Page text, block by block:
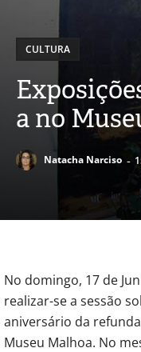
CULTURA
a no
Natacha Narciso -
No domingo, 17 de
realizar-se a sessão
aniversário da
Museu Malhoa. No